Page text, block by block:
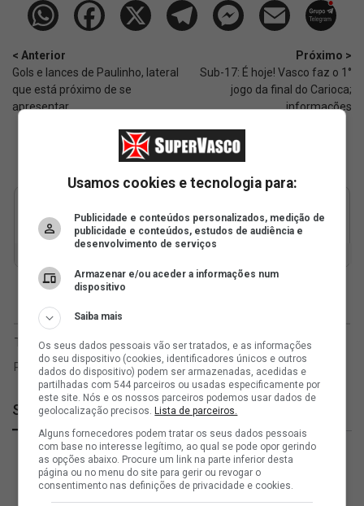
< Anterior
Gols e lances de Paulinho, lateral
que está próximo de se
apresentar
Próximo >
Sub-17: É hoje! Vasco faz o 1°
jogo da final do Carioca;
informações
SuperVasco
Usamos cookies e tecnologia para:
Publicidade e conteúdos personalizados, medição de
publicidade e conteúdos, estudos de audiência e
desenvolvimento de serviços
Armazenar e/ou aceder a informações num
dispositivo
Saiba mais
Os seus dados pessoais vão ser tratados, e as informações
do seu dispositivo (cookies, identificadores únicos e outros
dados do dispositivo) podem ser armazenadas, acedidas e
partilhadas com 544 parceiros ou usadas especificamente por
este site. Nós e os nossos parceiros podemos usar dados de
geolocalização precisos.Lista de parceiros.
Alguns fornecedores podem tratar os seus dados pessoais
com base no interesse legítimo, ao qual se pode opor gerindo
as opções abaixo. Procure um link na parte inferior desta
página ou no menu do site para gerir ou revogar o
consentimento nas definições de privacidade e cookies.